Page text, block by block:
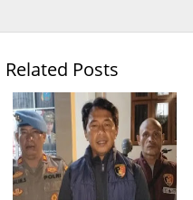
Related Posts